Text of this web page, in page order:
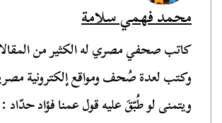
محمد فهمي سلامة
كاتب صحفي مصري له الكثير من
وكتب لعدة صُحف ومواقع إلكترونية
ويتمنى لو طُبّقَ عليه قول عمنا فؤاد